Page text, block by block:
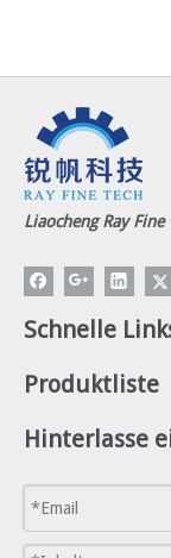
Liaocheng Ray
Schnelle
Produktliste
Hinterlasse